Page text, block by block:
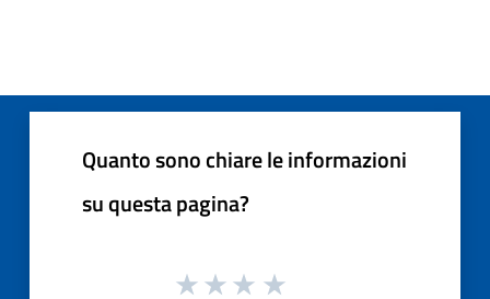
Quanto sono chiare le informazioni
su questa pagina?